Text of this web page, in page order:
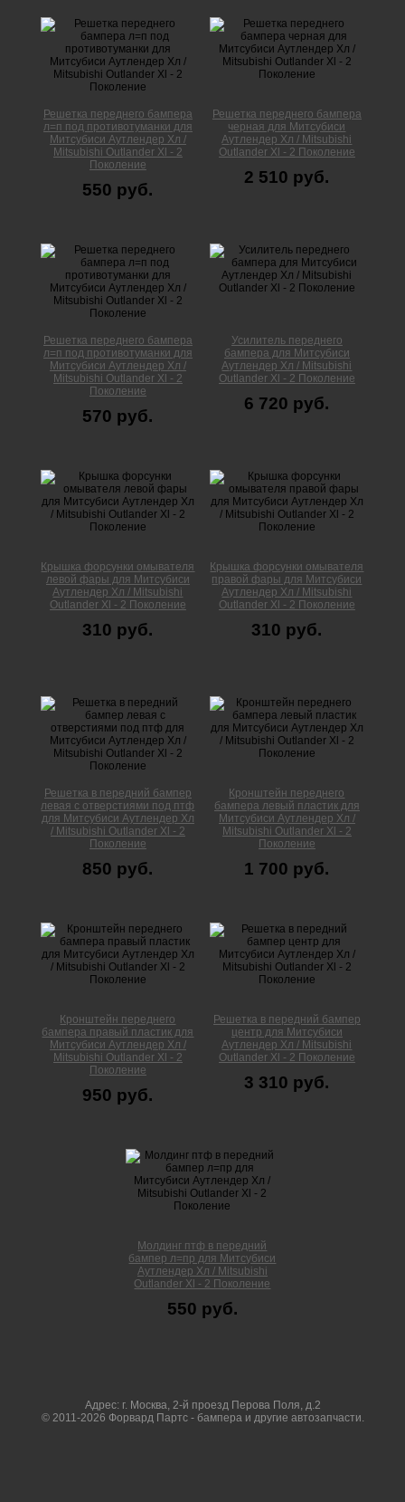
Решетка переднего бампера
л=п под противотуманки для
Митсубиси Аутлендер Xл /
Mitsubishi Outlander Xl - 2
Поколение
550 руб.
Решетка переднего бампера
черная для Митсубиси
Аутлендер Xл / Mitsubishi
Outlander Xl - 2 Поколение
2 510 руб.
Решетка переднего бампера
л=п под противотуманки для
Митсубиси Аутлендер Xл /
Mitsubishi Outlander Xl - 2
Поколение
570 руб.
Усилитель переднего
бампера для Митсубиси
Аутлендер Xл / Mitsubishi
Outlander Xl - 2 Поколение
6 720 руб.
Крышка форсунки омывателя
левой фары для Митсубиси
Аутлендер Xл / Mitsubishi
Outlander Xl - 2 Поколение
310 руб.
Крышка форсунки омывателя
правой фары для Митсубиси
Аутлендер Xл / Mitsubishi
Outlander Xl - 2 Поколение
310 руб.
Решетка в передний бампер
левая с отверстиями под птф
для Митсубиси Аутлендер Xл
/ Mitsubishi Outlander Xl - 2
Поколение
850 руб.
Кронштейн переднего
бампера левый пластик для
Митсубиси Аутлендер Xл /
Mitsubishi Outlander Xl - 2
Поколение
1 700 руб.
Кронштейн переднего
бампера правый пластик для
Митсубиси Аутлендер Xл /
Mitsubishi Outlander Xl - 2
Поколение
950 руб.
Решетка в передний бампер
центр для Митсубиси
Аутлендер Xл / Mitsubishi
Outlander Xl - 2 Поколение
3 310 руб.
Молдинг птф в передний
бампер л=пр для Митсубиси
Аутлендер Xл / Mitsubishi
Outlander Xl - 2 Поколение
550 руб.
Адрес: г. Москва, 2-й проезд Перова Поля, д.2
© 2011-2026 Форвард Партс - бампера и другие автозапчасти.